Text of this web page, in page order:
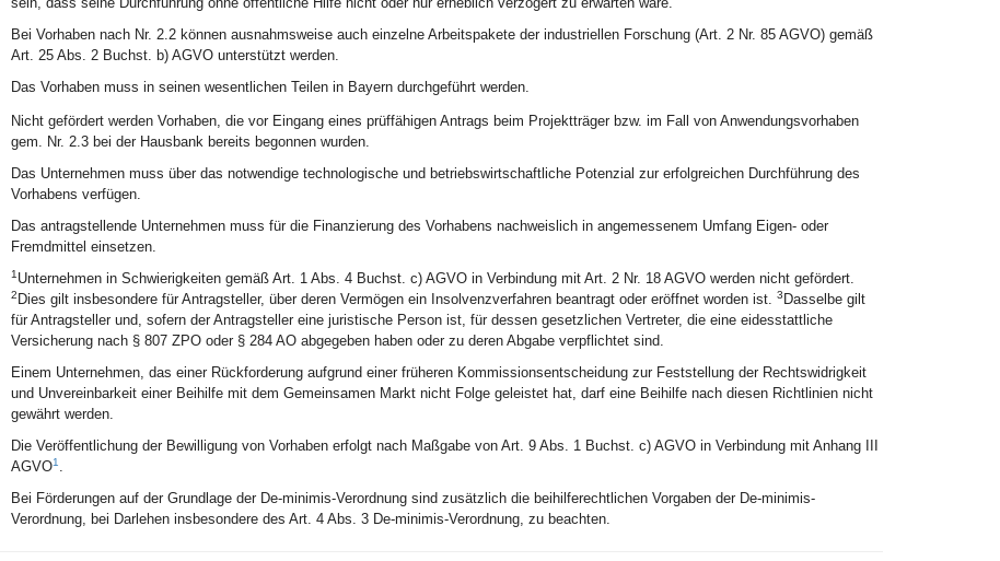
Bei Vorhaben nach Nr. 2.2 können ausnahmsweise auch einzelne Arbeitspakete der industriellen Forschung (Art. 2 Nr. 85 AGVO) gemäß
Art. 25 Abs. 2 Buchst. b) AGVO unterstützt werden.
Das Vorhaben muss in seinen wesentlichen Teilen in Bayern durchgeführt werden.
Nicht gefördert werden Vorhaben, die vor Eingang eines prüffähigen Antrags beim Projektträger bzw. im Fall von Anwendungsvorhaben
gem. Nr. 2.3 bei der Hausbank bereits begonnen wurden.
Das Unternehmen muss über das notwendige technologische und betriebswirtschaftliche Potenzial zur erfolgreichen Durchführung des
Vorhabens verfügen.
Das antragstellende Unternehmen muss für die Finanzierung des Vorhabens nachweislich in angemessenem Umfang Eigen- oder
Fremdmittel einsetzen.
1Unternehmen in Schwierigkeiten gemäß Art. 1 Abs. 4 Buchst. c) AGVO in Verbindung mit Art. 2 Nr. 18 AGVO werden nicht gefördert.
2 Dies gilt insbesondere für Antragsteller, über deren Vermögen ein Insolvenzverfahren beantragt oder eröffnet worden ist. 3 Dasselbe gilt
für Antragsteller und, sofern der Antragsteller eine juristische Person ist, für dessen gesetzlichen Vertreter, die eine eidesstattliche
Versicherung nach § 807 ZPO oder § 284 AO abgegeben haben oder zu deren Abgabe verpflichtet sind.
Einem Unternehmen, das einer Rückforderung aufgrund einer früheren Kommissionsentscheidung zur Feststellung der Rechtswidrigkeit
und Unvereinbarkeit einer Beihilfe mit dem Gemeinsamen Markt nicht Folge geleistet hat, darf eine Beihilfe nach diesen Richtlinien nicht
gewährt werden.
Die Veröffentlichung der Bewilligung von Vorhaben erfolgt nach Maßgabe von Art. 9 Abs. 1 Buchst. c) AGVO in Verbindung mit Anhang III
AGVO1.
Bei Förderungen auf der Grundlage der De-minimis-Verordnung sind zusätzlich die beihilferechtlichen Vorgaben der De-minimis-
Verordnung, bei Darlehen insbesondere des Art. 4 Abs. 3 De-minimis-Verordnung, zu beachten.